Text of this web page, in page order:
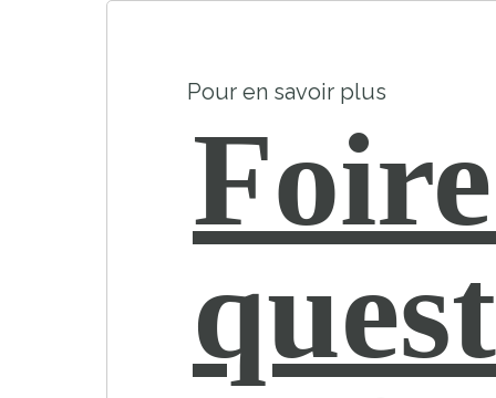
Pour en savoir plus